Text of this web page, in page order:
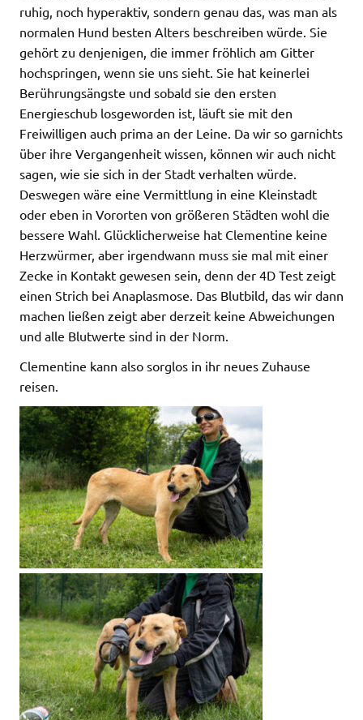
ruhig, noch hyperaktiv, sondern genau das, was man als
normalen Hund besten Alters beschreiben würde. Sie
gehört zu denjenigen, die immer fröhlich am Gitter
hochspringen, wenn sie uns sieht. Sie hat keinerlei
Berührungsängste und sobald sie den ersten
Energieschub losgeworden ist, läuft sie mit den
Freiwilligen auch prima an der Leine. Da wir so garnichts
über ihre Vergangenheit wissen, können wir auch nicht
sagen, wie sie sich in der Stadt verhalten würde.
Deswegen wäre eine Vermittlung in eine Kleinstadt
oder eben in Vororten von größeren Städten wohl die
bessere Wahl. Glücklicherweise hat Clementine keine
Herzwürmer, aber irgendwann muss sie mal mit einer
Zecke in Kontakt gewesen sein, denn der 4D Test zeigt
einen Strich bei Anaplasmose. Das Blutbild, das wir dann
machen ließen zeigt aber derzeit keine Abweichungen
und alle Blutwerte sind in der Norm.
Clementine kann also sorglos in ihr neues Zuhause
reisen.